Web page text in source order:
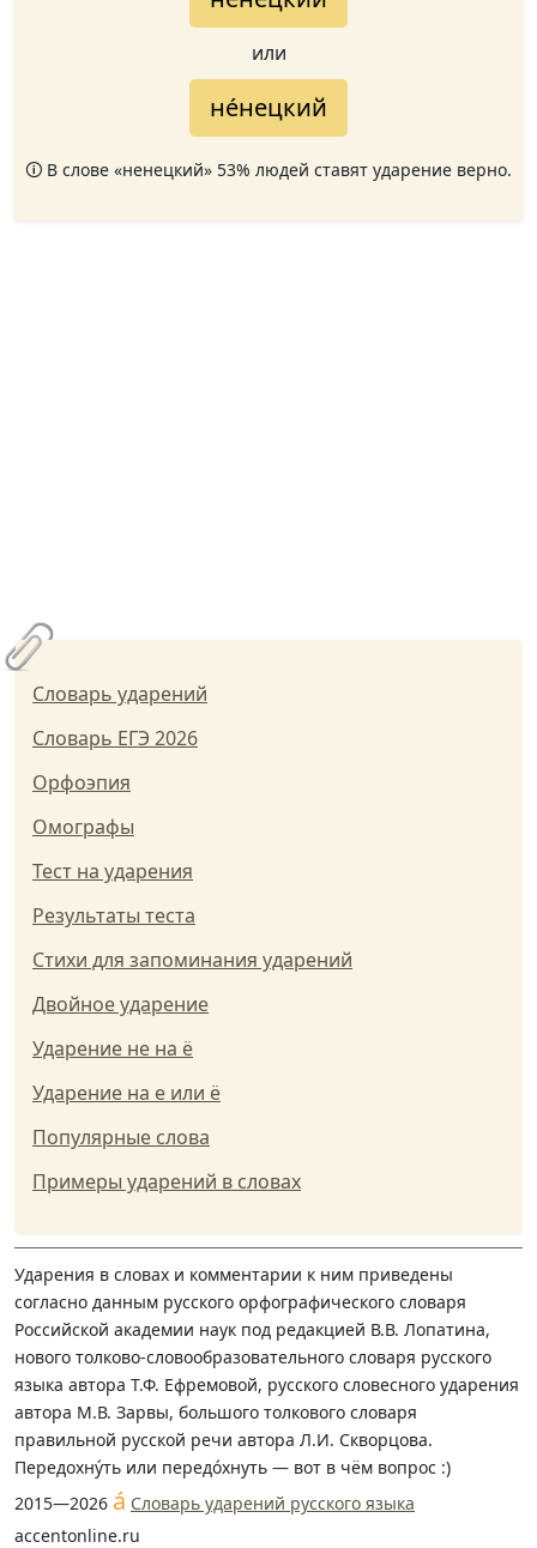
или
не́нецкий
🛈 В слове «ненецкий» 53% людей ставят ударение верно.
Словарь ударений
Словарь ЕГЭ 2026
Орфоэпия
Омографы
Тест на ударения
Результаты теста
Стихи для запоминания ударений
Двойное ударение
Ударение не на ё
Ударение на е или ё
Популярные слова
Примеры ударений в словах
Ударения в словах и комментарии к ним приведены
согласно данным русского орфографического словаря
Российской академии наук под редакцией В.В. Лопатина,
нового толково-словообразовательного словаря русского
языка автора Т.Ф. Ефремовой, русского словесного ударения
автора М.В. Зарвы, большого толкового словаря
правильной русской речи автора Л.И. Скворцова.
Передохну́ть или передо́хнуть — вот в чём вопрос :)
2015—2026 á Словарь ударений русского языка
accentonline.ru